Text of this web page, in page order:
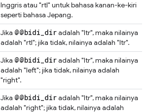
Inggris atau "rtl" untuk bahasa kanan-ke-kiri
seperti bahasa Jepang.
Jika @@bidi_diradalah "ltr", maka nilainya
adalah "rtl"; jika tidak, nilainya adalah "ltr".
Jika @@bidi_diradalah "ltr", maka nilainya
adalah "left"; jika tidak, nilainya adalah
"right".
Jika @@bidi_diradalah "ltr", maka nilainya
adalah "right"; jika tidak, nilainya adalah